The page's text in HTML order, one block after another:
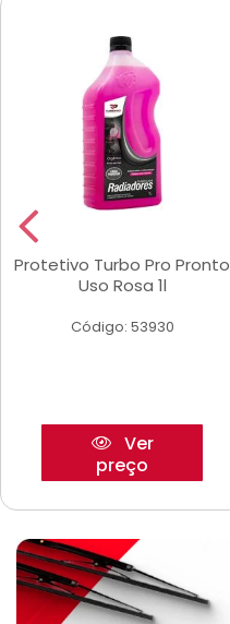
Protetivo Turbo Pro Pronto
Uso Rosa 1l
Código: 53930
Ver
preço